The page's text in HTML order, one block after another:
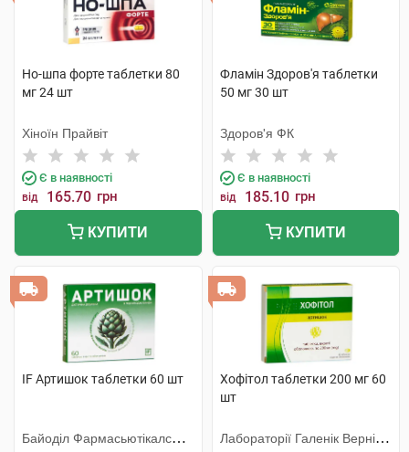
Но-шпа форте таблетки 80
мг 24 шт
Хіноїн Прайвіт
Є в наявності
від 165.70 грн
КУПИТИ
Фламін Здоров'я таблетки
50 мг 30 шт
Здоров'я ФК
Є в наявності
від 185.10 грн
КУПИТИ
IF Артишок таблетки 60 шт
Байоділ Фармасьютікалс
Хофітол таблетки 200 мг 60
шт
Лабораторії Галенік Вернін/